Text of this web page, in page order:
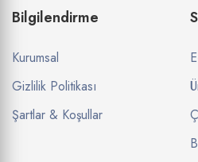
Bilgilendirme
Kurumsal
Gizlilik Politikası
Şartlar & Koşullar